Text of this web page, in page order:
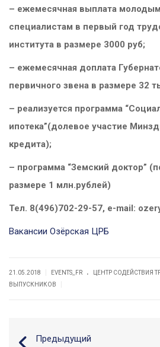
– ежемесячная выплата
специалистам в первый год
института в размере 3000 руб;
– ежемесячная доплата
первичного звена в размере 32
– реализуется программа
ипотека”(долевое участие
кредита);
– программа “Земский доктор”
размере 1 млн.рублей)
Тел. 8(496)702-29-57, e-mail:
Вакансии Озёрская ЦРБ
21.05.2018 EVENTS_FR .
ЦЕНТР СОДЕЙСТВИЯ
ВЫПУСКНИКОВ
Предыдущий